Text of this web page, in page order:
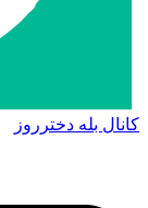
کانال بله دخترروز